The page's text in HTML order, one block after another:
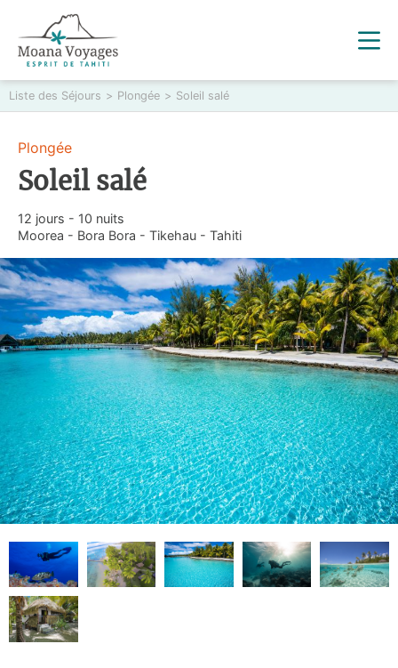
Liste des Séjours > Plongée > Soleil salé
Plongée
Soleil salé
12 jours - 10 nuits
Moorea - Bora Bora - Tikehau - Tahiti